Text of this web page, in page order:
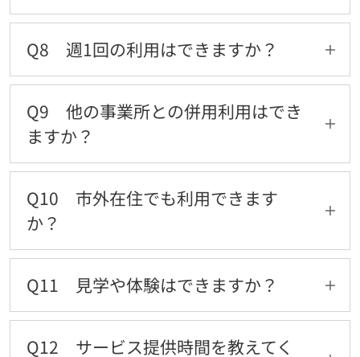
A7 学校がお休みの日（10:00〜16:00利用）
は、お弁当のご持参をお願いしています。
Q8 週1回の利用はできますか？
A8 週1回から利用可能です。ただし安定して通
えるよう、固定曜日でのご利用をお勧めしてい
ます。
Q9 他の事業所との併用利用はでき
ますか？
A9 できます。同じ日に複数施設の利用はでき
ませんが、曜日を分ければ併用可能です。
Q10 市外在住でも利用できます
か？
A10 受給者証をお持ちであれば市外の方も利
用できます。
Q11 見学や体験はできますか？
A11 できます。ご家族が説明を受けている間、
お子さまがその日のプログラムに参加すること
Q12 サービス提供時間を教えてく